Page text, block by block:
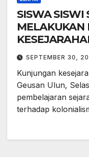
SISWA SISWI
MELAKUKAN
SEPTEMBER 30,
Kunjungan
Geusan Ulun,
pembelajaran
terhadap